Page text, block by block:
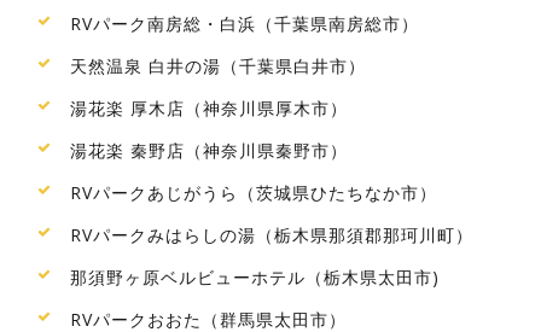
RVパーク南房総・白浜（千葉県南房総市）
天然温泉 白井の湯（千葉県白井市）
湯花楽 厚木店（神奈川県厚木市）
湯花楽 秦野店（神奈川県秦野市）
RVパークあじがうら（茨城県ひたちなか市）
RVパークみはらしの湯（栃木県那須郡那珂川町）
那須野ヶ原ベルビューホテル（栃木県太田市)
RVパークおおた（群馬県太田市）